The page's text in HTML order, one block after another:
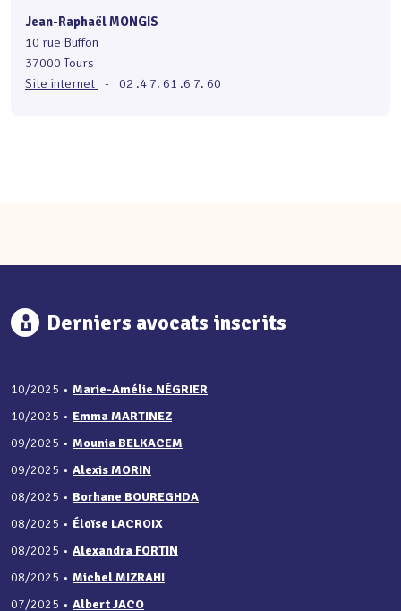
Jean-Raphaël MONGIS
10 rue Buffon
37000 Tours
Site internet
- 02 .4 7. 61 .6 7. 60
Derniers avocats inscrits
10/2025 • Marie-Amélie NÉGRIER
10/2025 • Emma MARTINEZ
09/2025 • Mounia BELKACEM
09/2025 • Alexis MORIN
08/2025 • Borhane BOUREGHDA
08/2025 • Éloïse LACROIX
08/2025 • Alexandra FORTIN
08/2025 • Michel MIZRAHI
07/2025 • Albert JACO